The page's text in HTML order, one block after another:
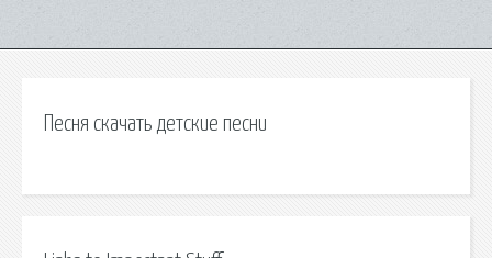
Песня скачать детские песни